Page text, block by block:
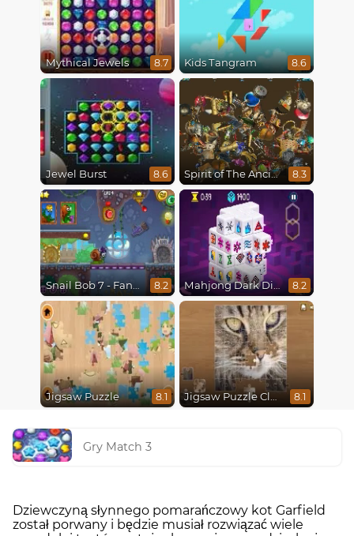
Mythical Jewels 8.7 Kids Tangram 8.6
Jewel Burst 8.6 Spirit of The Ancient Forest 8.3
Snail Bob 7 - Fantasy Story 8.2 Mahjong Dark Dimensions 8.2
Jigsaw Puzzle 8.1 Jigsaw Puzzle Classic 8.1
Gry Match 3
Dziewczyną słynnego pomarańczowy kot Garfield
został porwany i będzie musiał rozwiązać wiele